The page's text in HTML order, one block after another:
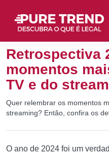
Retrospectiva
momentos
TV e do
Quer relembrar os momentos
streaming? Então, confira os
O ano de 2024 foi um